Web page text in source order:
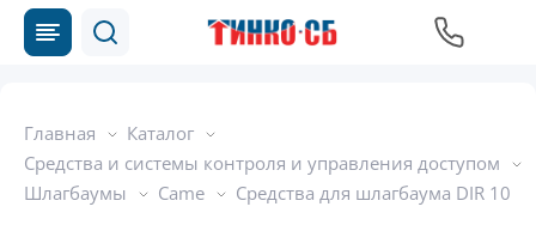
Главная
Каталог
Средства и системы контроля и управления доступом
Шлагбаумы
Came Средства для шлагбаума DIR 10